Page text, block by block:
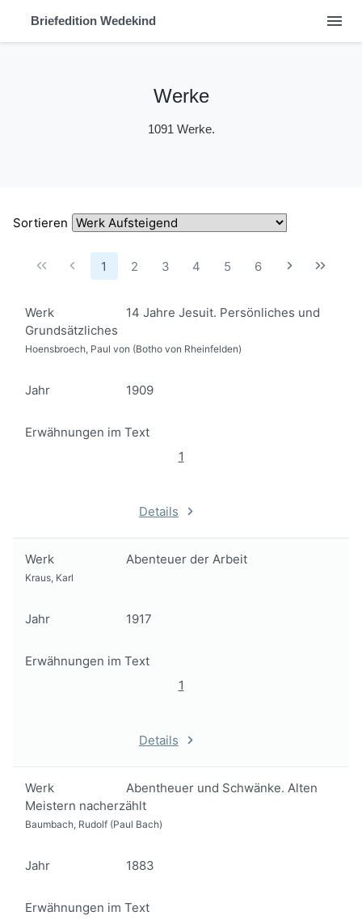
Briefedition Wedekind menu
Werke
1091 Werke.
Sortieren
1 2 3 4 5 6
Werk
14 Jahre Jesuit. Persönliches und
Grundsätzliches
Hoensbroech, Paul von (Botho von Rheinfelden)
Jahr 1909
Erwähnungen im Text
1
Details
Werk Abenteuer der Arbeit
Kraus, Karl
Jahr 1917
Erwähnungen im Text
1
Details
Werk
Abentheuer und Schwänke. Alten
Meistern nacherzählt
Baumbach, Rudolf (Paul Bach)
Jahr 1883
Erwähnungen im Text